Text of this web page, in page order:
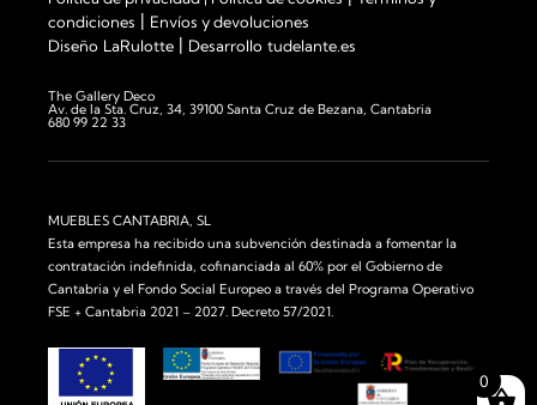
condiciones | Envíos y devoluciones
Diseño LaRulotte| Desarrollo tudelante.es
The Gallery Deco
Av. de la Sta. Cruz, 34, 39100 Santa Cruz de Bezana, Cantabria
680 99 22 33
MUEBLES CANTABRIA, SL
Esta empresa ha recibido una subvención destinada a fomentar la
contratación indefinida, cofinanciada al 60% por el Gobierno de
Cantabria y el Fondo Social Europeo a través del Programa Operativo
FSE + Cantabria 2021 – 2027. Decreto 57/2021.
0